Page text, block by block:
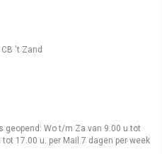
't Zand
geopend: Wo t/m Za van 9.00 u tot
17.00 u. per Mail 7 dagen per week